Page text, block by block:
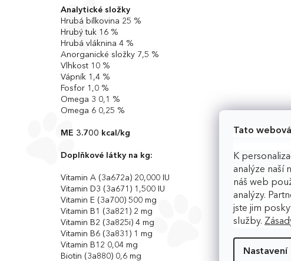
Tato
K
analýze naší
náš web
analýzy.
jste jim
služby.
Nastavení
Analytické složky
Hrubá bílkovina 25 %
Hrubý tuk 16 %
Hrubá vláknina 4 %
Anorganické složky 7,5 %
Vlhkost 10 %
Vápník 1,4 %
Fosfor 1,0 %
Omega 3 0,1 %
Omega 6 0,25 %
ME 3.700 kcal/kg
Doplňkové látky na kg:
Vitamin A (3a672a) 20,000 IU
Vitamin D3 (3a671) 1,500 IU
Vitamin E (3a700) 500 mg
Vitamin B1 (3a821) 2 mg
Vitamin B2 (3a825i) 4 mg
Vitamin B6 (3a831) 1 mg
Vitamin B12 0,04 mg
Biotin (3a880) 0,6 mg